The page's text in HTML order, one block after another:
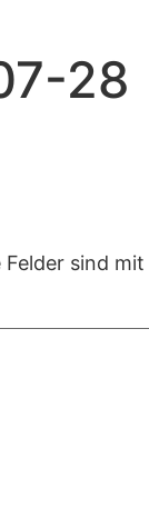
28
sind mit